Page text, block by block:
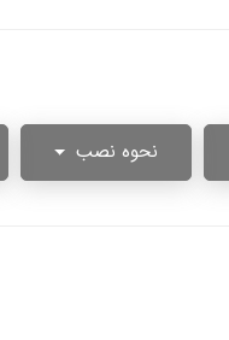
نحوه نصب